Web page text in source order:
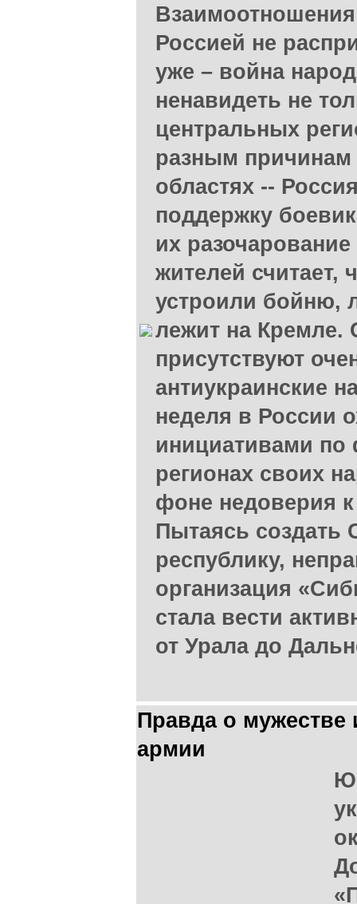
Россией не
уже – война
ненавидеть не
центральных
разным причинам
областях --
поддержку
их
жителей считает,
устроили бойню,
лежит на Кремле.
присутствуют
антиукраинские
неделя в России
инициативами
регионах своих
фоне недоверия
Пытаясь создать
республику,
организация
стала вести
от Урала до
Правда о мужестве
армии